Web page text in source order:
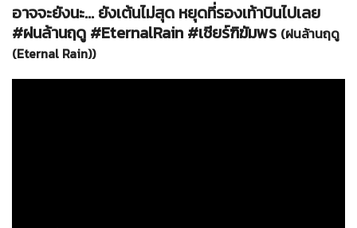
อาจจะยังนะ... ยังเต้นไม่สุด หยุดที่รองเท้าบินไปเลย
#ฝนล้านฤดู #EternalRain #เชียร์ฑิฆัมพร (ฝนล้านฤดู
(Eternal Rain))